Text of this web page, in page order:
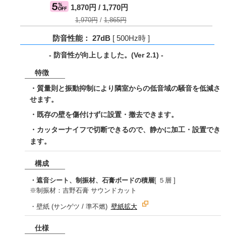
1,870円 / 1,770円
1,970円 / 1,865円
防音性能： 27dB [ 500Hz時 ]
- 防音性が向上しました。(Ver 2.1) -
特徴
・質量則と振動抑制により隣室からの低音域の騒音を低減さ
せます。
・既存の壁を傷付けずに設置・撤去できます。
・カッターナイフで切断できるので、静かに加工・設置でき
ます。
構成
・遮音シート、制振材、石膏ボードの積層[ ５層 ]
※制振材：吉野石膏 サウンドカット
・壁紙 (サンゲツ / 準不燃) 壁紙拡大
仕様